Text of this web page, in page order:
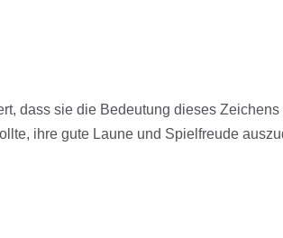
dass sie die Bedeutung dieses Zeichens
ihre gute Laune und Spielfreude